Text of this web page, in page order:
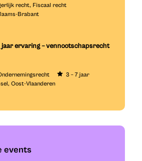
recht Fiscaal recht
Brabant
jaar ervaring – vennootschapsrecht
3 – 7 jaar
Oost-Vlaanderen
events